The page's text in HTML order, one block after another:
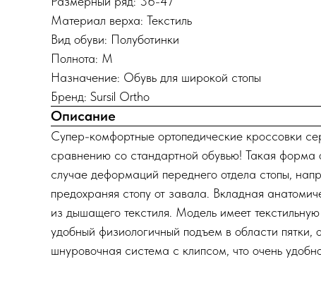
Материал верха: Текстиль
Вид обуви: Полуботинки
Полнота: M
Назначение: Обувь для широкой стопы
Бренд: Sursil Ortho
Описание
Супер-комфортные ортопедические кроссовки
сравнению со стандартной обувью! Такая форма
случае деформаций переднего отдела стопы,
предохраняя стопу от завала. Вкладная
из дышащего текстиля. Модель имеет
удобный физиологичный подъем в области
шнуровочная система с клипсом, что очень